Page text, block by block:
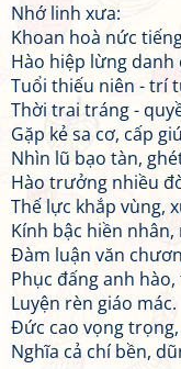
Nhớ linh xưa:
Khoan hoà nức
Hào hiệp lừng danh
Tuổi thiếu niên - trí
Thời trai tráng -
Gặp kẻ sa cơ, cấp
Nhìn lũ bạo tàn,
Hào trưởng nhiều
Thế lực khắp vùng,
Kính bậc hiền
Đàm luận văn
Phục đấng anh
Luyện rèn giáo mác.
Đức cao vọng
Nghĩa cả chí bền,